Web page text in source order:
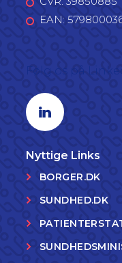
EAN:
Linkedin profil
Nyttige Links
BORGER.DK
SUNDHED.DK